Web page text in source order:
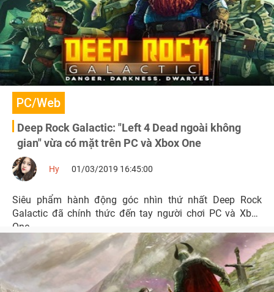
PC/Web
Deep Rock Galactic: "Left 4 Dead ngoài không
gian" vừa có mặt trên PC và Xbox One
Hy 01/03/2019 16:45:00
Siêu phẩm hành động góc nhìn thứ nhất Deep Rock
Galactic đã chính thức đến tay người chơi PC và Xbox
One.